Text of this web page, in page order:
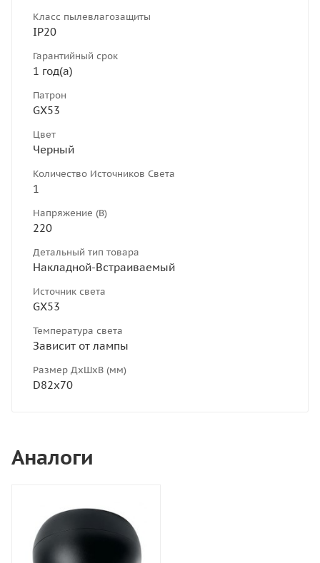
Класс пылевлагозащиты
IP20
Гарантийный срок
1 год(а)
Патрон
GX53
Цвет
Черный
Количество Источников Света
1
Напряжение (В)
220
Детальный тип товара
Накладной-Встраиваемый
Источник света
GX53
Температура света
Зависит от лампы
Размер ДхШхВ (мм)
D82х70
Аналоги